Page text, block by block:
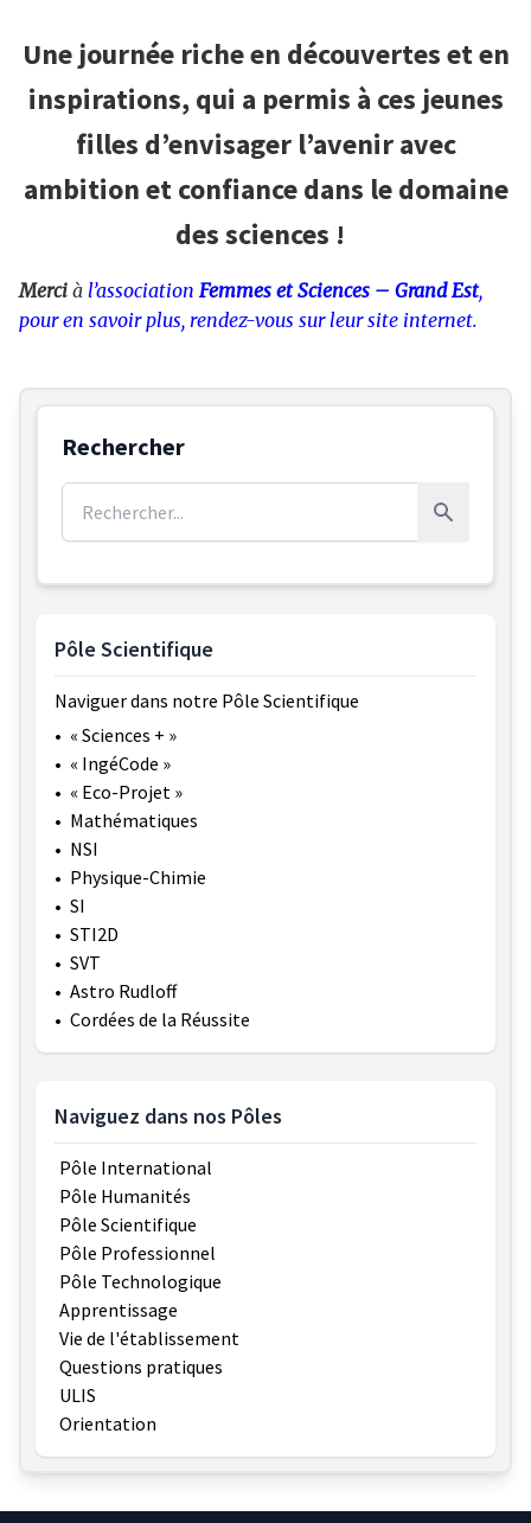
Une journée riche en découvertes et en
inspirations, qui a permis à ces jeunes
filles d’envisager l’avenir avec
ambition et confiance dans le domaine
des sciences !
Merci à l’association Femmes et Sciences – Grand Est,
pour en savoir plus, rendez-vous sur leur site internet.
Rechercher
Rechercher
Pôle Scientifique
Naviguer dans notre Pôle Scientifique
• « Sciences + »
• « IngéCode »
• « Eco-Projet »
• Mathématiques
• NSI
• Physique-Chimie
• SI
• STI2D
• SVT
• Astro Rudloff
• Cordées de la Réussite
Naviguez dans nos Pôles
Pôle International
Pôle Humanités
Pôle Scientifique
Pôle Professionnel
Pôle Technologique
Apprentissage
Vie de l'établissement
Questions pratiques
ULIS
Orientation